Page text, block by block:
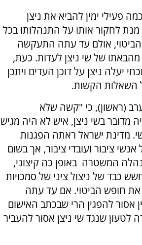
פעילי ימין להביא את ניצן
לחקור אותו על התנהלותו בכל
הביטוי, אולם עד עתה התעקשה
של שי ניצן לעדות. כעת,
יעלה ניצן על דוכן העדים ויתכן
השאלות הקשות.
(ראשון), כי "קשה שלא
בשי ניצן, איש לא היה מגיש
מדינת ישראל ראתה הפגנות
ציבור ועובדי ציבור, אך בשום
המשטרה באופן כה קיצוני,
כבד של ניצול ציני של סמכויות
חופש הביטוי. אם עד עתה
אסור להפגין הרי שבכתב האישום
שנגד שי ניצן אסור להעביר